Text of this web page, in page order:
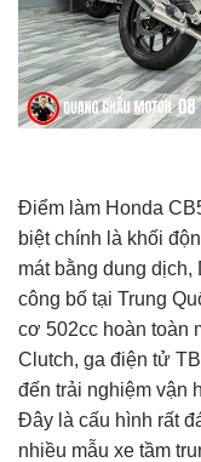
Điểm làm Honda
biệt chính là khối
mát bằng dung dịch,
công bố tại Trung
cơ 502cc hoàn toàn
Clutch, ga điện tử
đến trải nghiệm vận
Đây là cấu hình rất
nhiều mẫu xe tầm